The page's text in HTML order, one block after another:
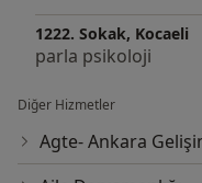
1222. Sokak, Kocaeli
parla psikoloji
Diğer Hizmetler
Agte- Ankara